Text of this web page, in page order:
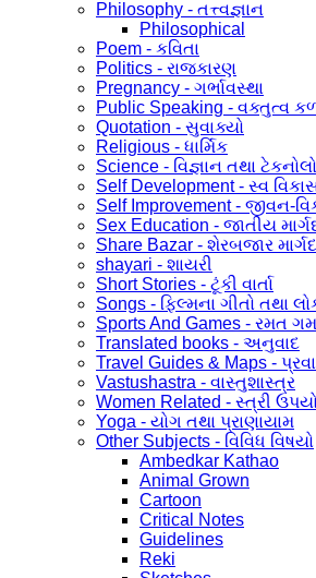
Philosophy - તત્ત્વજ્ઞાન
Philosophical
Poem - કવિતા
Politics - રાજકારણ
Pregnancy - ગર્ભાવસ્થા
Public Speaking - વક્તુત્વ
Quotation - સુવાક્યો
Religious - ધાર્મિક
Science - વિજ્ઞાન તથા
Self Development - સ્વ
Self Improvement - જીવન-
Sex Education - જાતીય
Share Bazar - શેરબજાર
shayari - શાયરી
Short Stories - ટૂંકી વાર્તા
Songs - ફિલ્મના ગીતો તથા
Sports And Games - રમત
Translated books - અનુવાદ
Travel Guides & Maps -
Vastushastra - વાસ્તુશાસ્ત્ર
Women Related - સ્ત્રી
Yoga - યોગ તથા પ્રાણાયામ
Other Subjects - વિવિધ વિષયો
Ambedkar Kathao
Animal Grown
Cartoon
Critical Notes
Guidelines
Reki